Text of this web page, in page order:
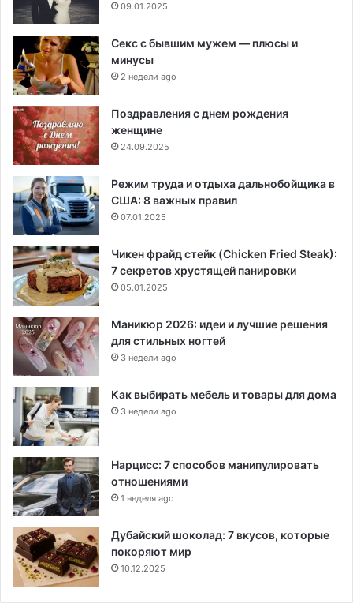
09.01.2025
Секс с бывшим мужем — плюсы и
минусы
2 недели ago
Поздравления с днем рождения
женщине
24.09.2025
Режим труда и отдыха дальнобойщика в
США: 8 важных правил
07.01.2025
Чикен фрайд стейк (Chicken Fried Steak):
7 секретов хрустящей панировки
05.01.2025
Маникюр 2026: идеи и лучшие решения
для стильных ногтей
3 недели ago
Как выбирать мебель и товары для дома
3 недели ago
Нарцисс: 7 способов манипулировать
отношениями
1 неделя ago
Дубайский шоколад: 7 вкусов, которые
покоряют мир
10.12.2025